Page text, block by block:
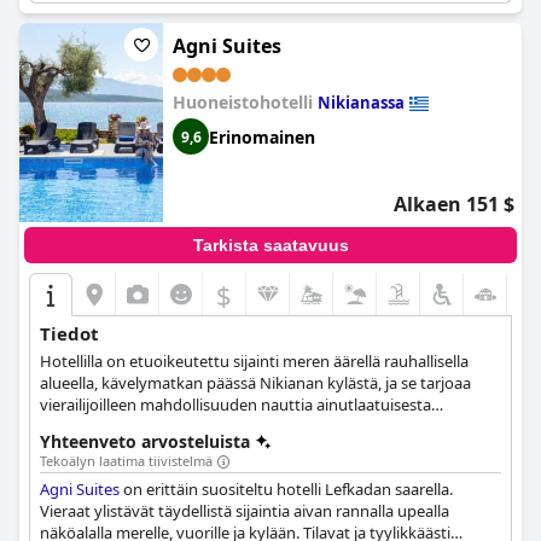
olla keskinkertainen ja ajoittainen, hotellin ilmaista
pysäköintimahdollisuutta arvostavat autolla matkustavat
vieraat. Kaiken kaikkiaan vieraat pitävät
erittäin suositeltavana kolmen tähden hotellina, jossa on
erinomaista laatua kohtuulliseen hintaan.
Agni Suites
Huoneistohotelli Nikianassa
9,6 Erinomainen
Alkaen 151 $
Tarkista saatavuus
$
Tiedot
Hotellilla on etuoikeutettu sijainti meren äärellä rauhallisella
alueella, kävelymatkan päässä Nikianan kylästä, ja se tarjoaa
vierailijoilleen mahdollisuuden nauttia ainutlaatuisesta
Yhteenveto arvosteluista
Tekoälyn laatima tiivistelmä
Agni Suiteson erittäin suositeltu hotelli Lefkadan saarella.
Vieraat ylistävät täydellistä sijaintia aivan rannalla upealla
näköalalla merelle, vuorille ja kylään. Tilavat ja tyylikkäästi